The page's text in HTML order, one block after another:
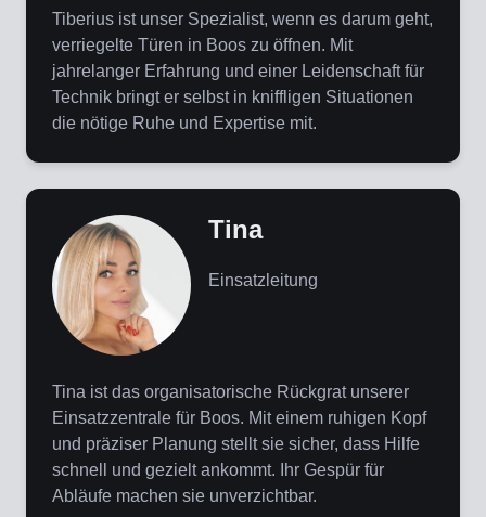
Tiberius ist unser Spezialist, wenn es darum geht,
verriegelte Türen in Boos zu öffnen. Mit
jahrelanger Erfahrung und einer Leidenschaft für
Technik bringt er selbst in kniffligen Situationen
die nötige Ruhe und Expertise mit.
Tina
Einsatzleitung
Tina ist das organisatorische Rückgrat unserer
Einsatzzentrale für Boos. Mit einem ruhigen Kopf
und präziser Planung stellt sie sicher, dass Hilfe
schnell und gezielt ankommt. Ihr Gespür für
Abläufe machen sie unverzichtbar.